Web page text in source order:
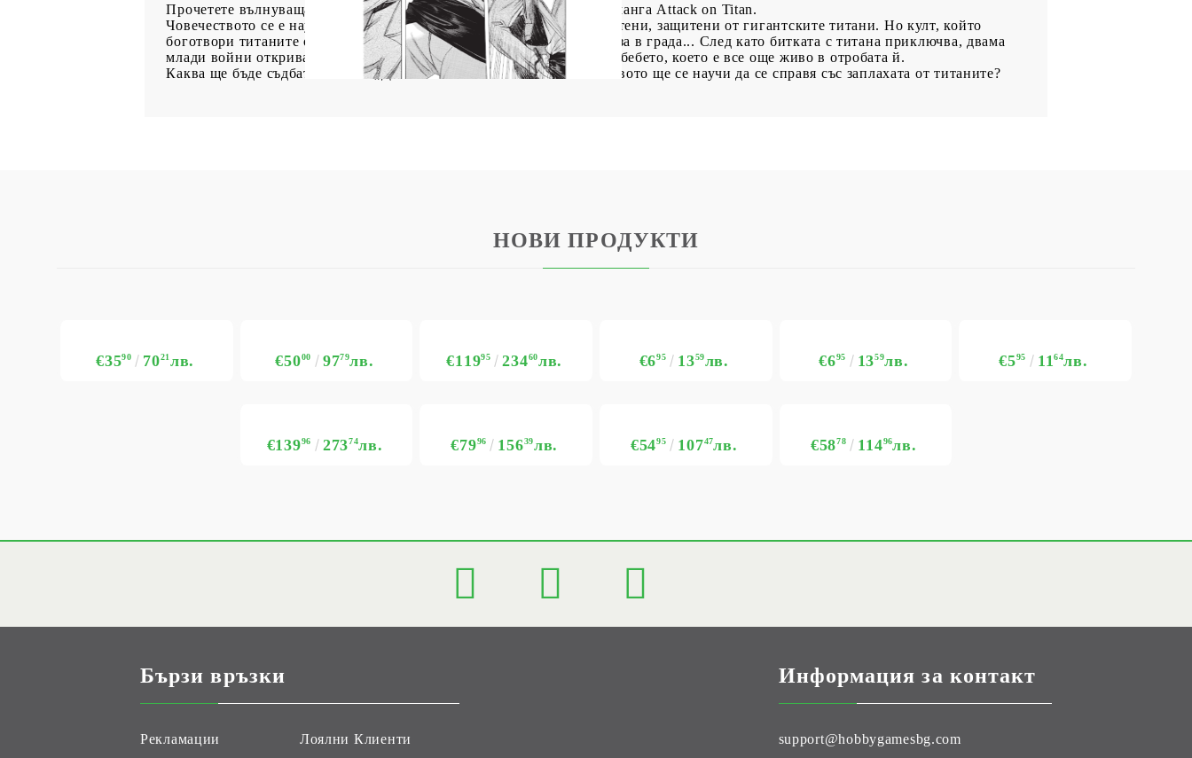
Прочетете вълнуващата предистория към бестселъра на японската манга Attack on Titan.
Човечеството се е научило да живее самодоволно зад високите си стени, защитени от гигантските титани. Но култ, който
боготвори титаните отваря една от портите и един от титаните влиза в града... След като битката с титана приключва, двама
млади войни откриват разлагащ се труп на бременна жена заедно с бебето, което е все още живо в отробата й.
Каква ще бъде съдбата на това „Дете на титаните“ ? И как човечеството ще се научи да се справя със заплахата от титаните?
НОВИ ПРОДУКТИ
€3590 7021лв. €5000 9779лв. €11995 23460лв. €695 1359лв. €695 1359лв. €595 1164лв.
€13996 27374лв. €7996 15639лв. €5495 10747лв. €5878 11496лв.
Бързи връзки
Рекламации
Лоялни Клиенти
Информация за контакт
support@hobbygamesbg.com